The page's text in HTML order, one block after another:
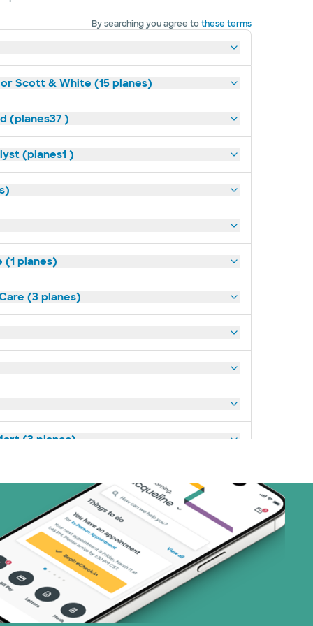
By searching you agree tothese terms
Scott & White (15 planes)
(planes37 )
(planes1 )
(1 planes)
(3 planes)
(3 planes)
(19 planes)
planes)